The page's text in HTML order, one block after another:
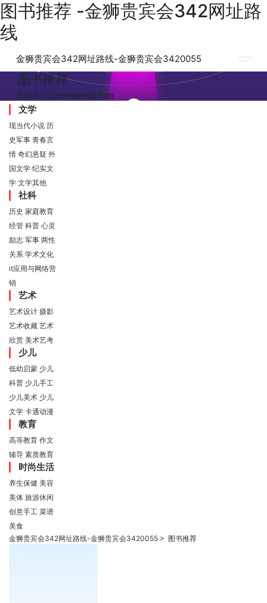
图书推荐 -金狮贵宾会342网址路
线
金狮贵宾会342网址路线-金狮贵宾会3420055
图书推荐
book recommendation
文学
现当代小说 历
史军事 青春言
情 奇幻悬疑 外
国文学 纪实文
学 文学其他
社科
历史 家庭教育
经管 科普 心灵
励志 军事 两性
关系 学术文化
it应用与网络营
销
艺术
艺术设计 摄影
艺术收藏 艺术
欣赏 美术艺考
少儿
低幼启蒙 少儿
科普 少儿手工
少儿美术 少儿
文学 卡通动漫
教育
高等教育 作文
辅导 素质教育
时尚生活
养生保健 美容
美体 旅游休闲
创意手工 菜谱
美食
金狮贵宾会342网址路线-金狮贵宾会3420055 > 图书推荐